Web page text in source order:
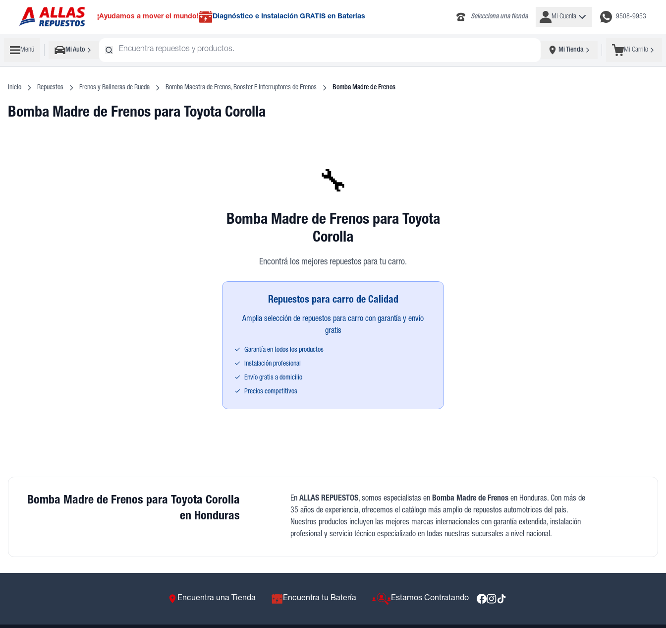
¡Ayudamos a mover el mundo! Diagnóstico e Instalación GRATIS en Baterías Selecciona una tienda Mi Cuenta 9508-9953
Menú Mi Auto Mi Tienda Mi Carrito
Inicio Repuestos Frenos y Balineras de Rueda Bomba Maestra de Frenos, Booster E Interruptores de Frenos Bomba Madre de Frenos
Bomba Madre de Frenos para Toyota Corolla
🔧
Bomba Madre de Frenos para Toyota
Corolla
Encontrá los mejores repuestos para tu carro.
Repuestos para carro de Calidad
Amplia selección de repuestos para carro con garantía y envío
gratis
✓
Garantía en todos los productos
✓
Instalación profesional
✓
Envío gratis a domicilio
✓
Precios competitivos
Bomba Madre de Frenos para Toyota Corolla
en Honduras
En ALLAS REPUESTOS, somos especialistas en Bomba Madre de Frenosen Honduras. Con más de
35 años de experiencia, ofrecemos el catálogo más amplio de repuestos automotrices del país.
Nuestros productos incluyen las mejores marcas internacionales con garantía extendida, instalación
profesional y servicio técnico especializado en todas nuestras sucursales a nivel nacional.
Encuentra una Tienda Encuentra tu Batería Estamos Contratando